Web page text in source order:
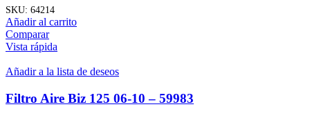
SKU: 64214
Añadir al carrito
Comparar
Vista rápida
Añadir a la lista de deseos
Filtro Aire Biz 125 06-10 – 59983